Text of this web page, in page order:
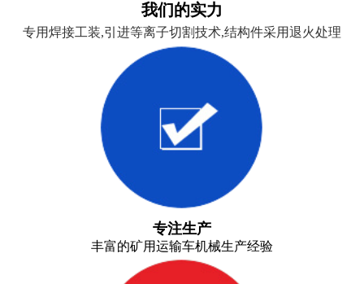
我们的实力
专用焊接工装,引进等离子切割技术,结构件采用退火处理
专注生产
丰富的矿用运输车机械生产经验